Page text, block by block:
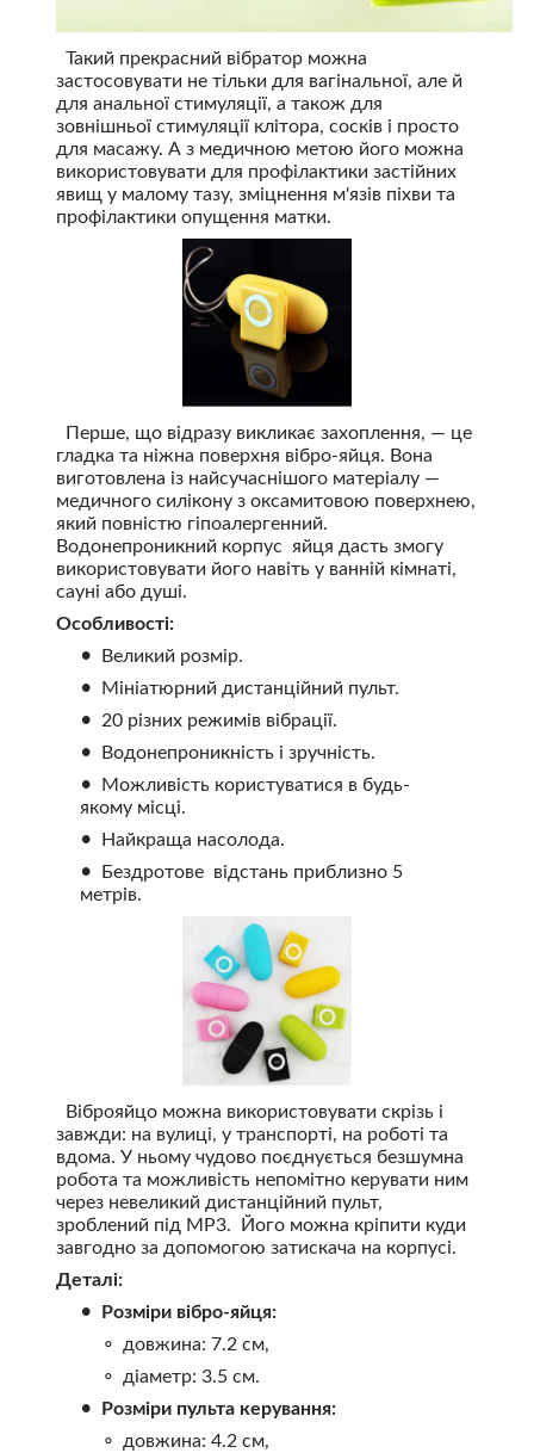
Такий прекрасний вібратор можна
застосовувати не тільки для вагінальної, але й
для анальної стимуляції, а також для
зовнішньої стимуляції клітора, сосків і просто
для масажу. А з медичною метою його можна
використовувати для профілактики застійних
явищ у малому тазу, зміцнення м'язів піхви та
профілактики опущення матки.
Перше, що відразу викликає захоплення, — це
гладка та ніжна поверхня вібро-яйця. Вона
виготовлена із найсучаснішого матеріалу —
медичного силікону з оксамитовою поверхнею,
який повністю гіпоалергенний.
Водонепроникний корпус яйця дасть змогу
використовувати його навіть у ванній кімнаті,
сауні або душі.
Особливості:
Великий розмір.
Мініатюрний дистанційний пульт.
20 різних режимів вібрації.
Водонепроникність і зручність.
Можливість користуватися в будь-
якому місці.
Найкраща насолода.
Бездротове відстань приблизно 5
метрів.
Віброяйцо можна використовувати скрізь і
завжди: на вулиці, у транспорті, на роботі та
вдома. У ньому чудово поєднується безшумна
робота та можливість непомітно керувати ним
через невеликий дистанційний пульт,
зроблений під MP3. Його можна кріпити куди
завгодно за допомогою затискача на корпусі.
Деталі:
Розміри вібро-яйця:
довжина: 7.2 см,
діаметр: 3.5 см.
Розміри пульта керування:
довжина: 4.2 см,